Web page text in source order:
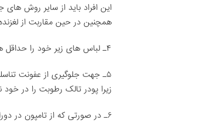
این افراد باید از سایر روش های
همچنین در حین مقاربت از
۴ـ لباس های زیر خود را حداقل هر یک روز در میان عوض کنید.
۵ـ جهت جلوگیری از عفونت تناسلی در زنان از پودر تالک در اطراف ناحیه ی تناسلی استفاده نکنید،
زیرا پودر تالک رطوبت را در خود
۶ـ در صورتی که از تامپون در دوران قاعدگی استفاده می کنید،